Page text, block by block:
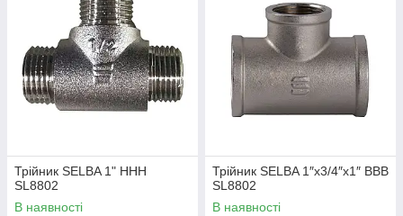
Трійник SELBA 1" ННН
SL8802
В наявності
Трійник SELBA 1″х3/4″х1″ ВВВ
SL8802
В наявності